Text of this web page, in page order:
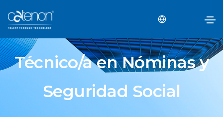
Técnico/a en Nóminas y
Seguridad Social